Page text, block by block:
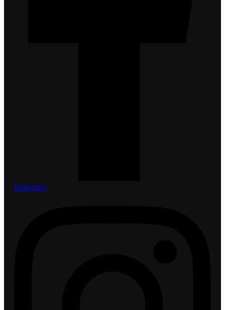
Instagram